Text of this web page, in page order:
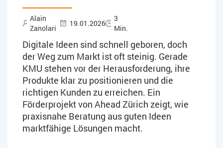
Alain
Zanolari
19.01.2026
3
Min.
Digitale Ideen sind schnell geboren, doch
der Weg zum Markt ist oft steinig. Gerade
KMU stehen vor der Herausforderung, ihre
Produkte klar zu positionieren und die
richtigen Kunden zu erreichen. Ein
Förderprojekt von Ahead Zürich zeigt, wie
praxisnahe Beratung aus guten Ideen
marktfähige Lösungen macht.